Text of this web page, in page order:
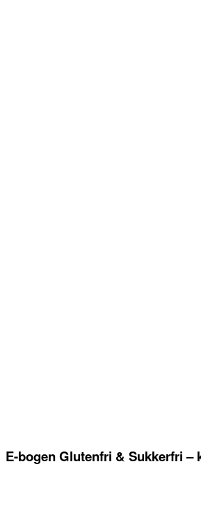
E-bogen Glutenfri & Sukkerfri –